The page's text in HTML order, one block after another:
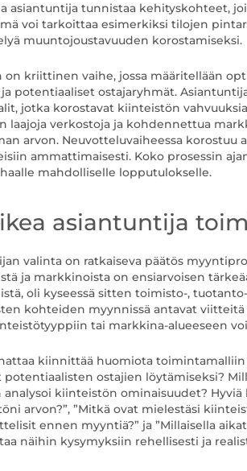
asiantuntija tunnistaa kehityskohteet,
voi tarkoittaa esimerkiksi tilojen
muuntojoustavuuden korostamiseksi.
kriittinen vaihe, jossa määritellään
potentiaaliset ostajaryhmät.
jotka korostavat kiinteistön
laajoja verkostoja ja kohdennettua
arvon. Neuvotteluvaiheessa
ammattimaisesti. Koko prosessin
mahdolliselle lopputulokselle.
asiantuntija
valinta on ratkaiseva päätös
ja markkinoista on ensiarvoisen
oli kyseessä sitten toimisto-,
kohteiden myynnissä antavat
tai markkina-alueeseen
kiinnittää huomiota
potentiaalisten ostajien löytämiseksi?
kiinteistön ominaisuudet?
arvon?”, ”Mitkä ovat mielestäsi
ennen myyntiä?” ja ”Millaisella
näihin kysymyksiin rehellisesti ja